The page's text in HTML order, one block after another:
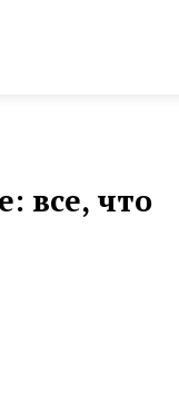
все, что